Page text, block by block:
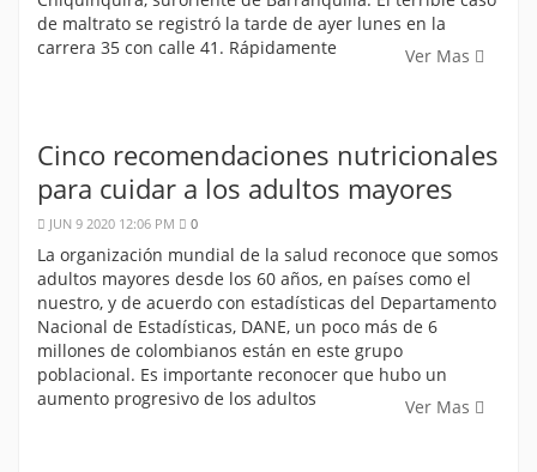
de maltrato se registró la tarde de ayer lunes en la
carrera 35 con calle 41. Rápidamente
Ver Mas
Cinco recomendaciones nutricionales
para cuidar a los adultos mayores
JUN 9 2020 12:06 PM 0
La organización mundial de la salud reconoce que somos
adultos mayores desde los 60 años, en países como el
nuestro, y de acuerdo con estadísticas del Departamento
Nacional de Estadísticas, DANE, un poco más de 6
millones de colombianos están en este grupo
poblacional. Es importante reconocer que hubo un
aumento progresivo de los adultos
Ver Mas